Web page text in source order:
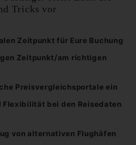
Tricks vor
Zeitpunkt für Eure Buchung
Zeitpunkt/am richtigen
Preisvergleichsportale ein
bei den Reisedaten
von alternativen Flughäfen